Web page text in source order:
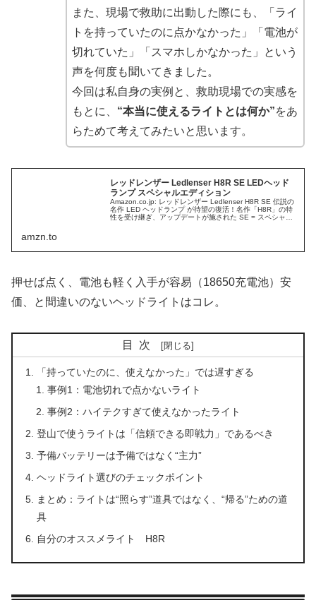
また、現場で救助に出動した際にも、「ライ
トを持っていたのに点かなかった」「電池が
切れていた」「スマホしかなかった」という
声を何度も聞いてきました。
今回は私自身の実例と、救助現場での実感を
もとに、 “本当に使えるライトとは何か”をあ
らためて考えてみたいと思います。
レッドレンザー Ledlenser H8R SE LEDヘッド
ランプ スペシャルエディション
Amazon.co.jp: レッドレンザー Ledlenser H8R SE 伝説の
名作 LED ヘッドランプ が待望の復活！名作「H8R」の特
性を受け継ぎ、アップデートが施された SE = スペシャル
amzn.to
押せば点く、電池も軽く入手が容易（18650充電池）安
価、と間違いのないヘッドライトはコレ。
目次
「持っていたのに、使えなかった」では遅すぎる
事例1：電池切れで点かないライト
事例2：ハイテクすぎて使えなかったライト
登山で使うライトは「信頼できる即戦力」であるべき
予備バッテリーは予備ではなく“主力”
ヘッドライト選びのチェックポイント
まとめ：ライトは“照らす”道具ではなく、“帰る”ための道
具
自分のオススメライト H8R